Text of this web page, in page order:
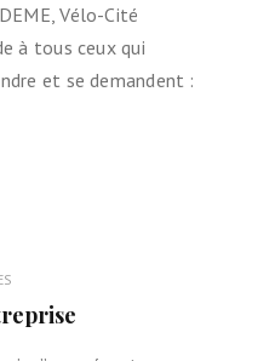
Vélo-Cité
à tous ceux qui
et se demandent :